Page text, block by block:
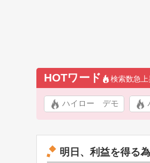
HOTワード 検索数急上
ハイロー デモ
明日、利益を得る